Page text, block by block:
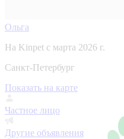
Ольга
На Kinpet c марта 2026 г.
Санкт-Петербург
Показать на карте
Частное лицо
Другие объявления